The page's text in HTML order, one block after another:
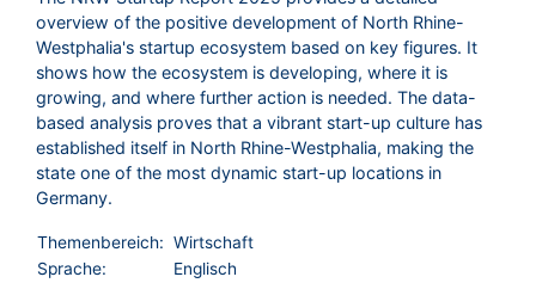
overview of the positive development of North Rhine-
Westphalia's startup ecosystem based on key figures. It
shows how the ecosystem is developing, where it is
growing, and where further action is needed. The data-
based analysis proves that a vibrant start-up culture has
established itself in North Rhine-Westphalia, making the
state one of the most dynamic start-up locations in
Germany.
Themenbereich: Wirtschaft
Sprache:
Englisch